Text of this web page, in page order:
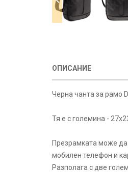
ОПИСАНИЕ
Черна чанта за рамо
Тя е с големина -
Презрамката може
мобилен телефон и
Разполага с две